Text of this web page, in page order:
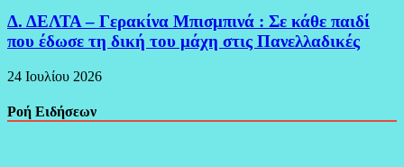
Δ. ΔΕΛΤΑ – Γερακίνα Μπισμπινά : Σε κάθε παιδί
που έδωσε τη δική του μάχη στις Πανελλαδικές
24 Ιουλίου 2026
Ροή Ειδήσεων